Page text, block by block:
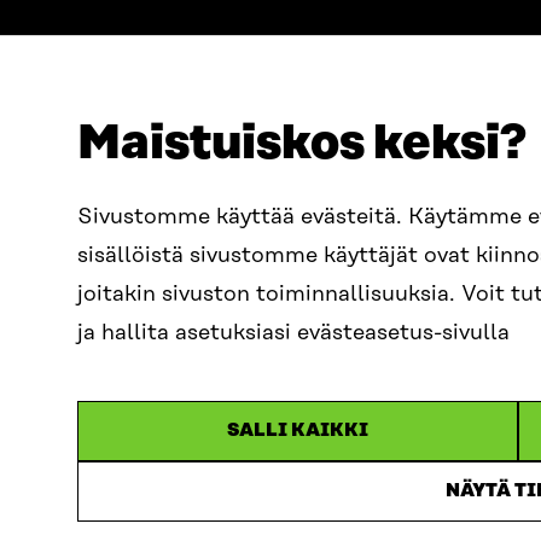
Maistuiskos keksi?
Sivustomme käyttää evästeitä. Käytämme
sisällöistä sivustomme käyttäjät ovat
joitakin sivuston toiminnallisuuksia. Voit
ja hallita asetuksiasi evästeasetus-sivulla
SALLI KAIKKI
NÄYTÄ
00181 Helsingfors
Ankomstinstruktioner
FÖRETAGS-ID
0202132-3
E-POST